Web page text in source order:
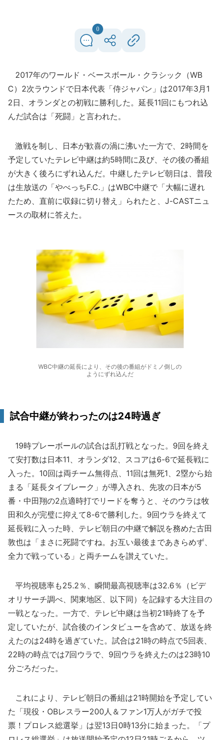
0
2017年のワールド・ベースボール・クラシック（WB
C）2次ラウンドで日本代表「侍ジャパン」は2017年3月1
2日、オランダとの初戦に勝利した。延長11回にもつれ込
んだ試合は「死闘」と言われた。
激戦を制し、日本が歓喜の渦に沸いた一方で、2時間を
予定していたテレビ中継は約5時間に及び、その後の番組
が大きく後ろにずれ込んだ。中継したテレビ朝日は、普段
は生放送の「やべっちF.C.」はWBC中継で「大幅に遅れ
たため、直前に収録に切り替え」られたと、J-CASTニュ
ースの取材に答えた。
WBC中継の延長により、その後の番組がドミノ倒しの
ようにずれ込んだ
試合中継が終わったのは24時過ぎ
19時プレーボールの試合は乱打戦となった。9回を終え
て安打数は日本11、オランダ12、スコアは6-6で延長戦に
入った。10回は両チーム無得点、11回は無死1、2塁から始
まる「延長タイブレーク」が導入され、先攻の日本が5
番・中田翔の2点適時打でリードを奪うと、そのウラは牧
田和久が完璧に抑えて8-6で勝利した。9回ウラを終えて
延長戦に入った時、テレビ朝日の中継で解説を務めた古田
敦也は「まさに死闘ですね。お互い最後まであきらめず、
全力で戦っている」と両チームを讃えていた。
平均視聴率も25.2％、瞬間最高視聴率は32.6％（ビデ
オリサーチ調べ、関東地区、以下同）を記録する大注目の
一戦となった。一方で、テレビ中継は当初21時終了を予
定していたが、試合後のインタビューを含めて、放送を終
えたのは24時を過ぎていた。試合は21時の時点で5回表、
22時の時点では7回ウラで、9回ウラを終えたのは23時10
分ごろだった。
これにより、テレビ朝日の番組は21時開始を予定してい
た「現役・OBレスラー200人＆ファン1万人がガチで投
票！プロレス総選挙」は翌13日0時13分に始まった。「プ